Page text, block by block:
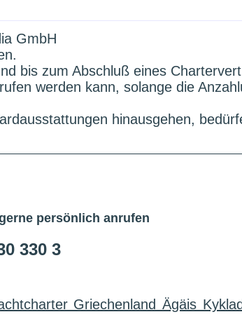
GmbH
bis zum Abschluß eines
werden kann, solange die
hinausgehen,
persönlich anrufen
330 3
Griechenland Ägäis